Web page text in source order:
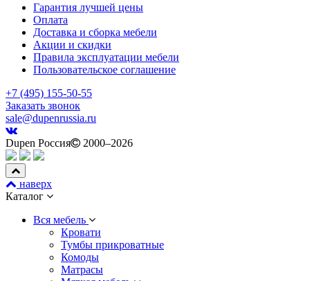
Гарантия лучшей цены
Оплата
Доставка и сборка мебели
Акции и скидки
Правила эксплуатации мебели
Пользовательское соглашение
+7 (495) 155-50-55
Заказать звонок
sale@dupenrussia.ru
Dupen Россия 2000–2026
наверх
Каталог
Вся мебель
Кровати
Тумбы прикроватные
Комоды
Матрасы